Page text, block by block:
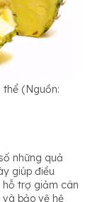
thể (Nguồn:
những quả
giúp điều
hỗ trợ giảm cân
bảo vệ hệ